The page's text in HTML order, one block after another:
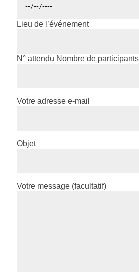
Lieu de l’événement
N° attendu Nombre de participants
Votre adresse e-mail
Objet
Votre message (facultatif)